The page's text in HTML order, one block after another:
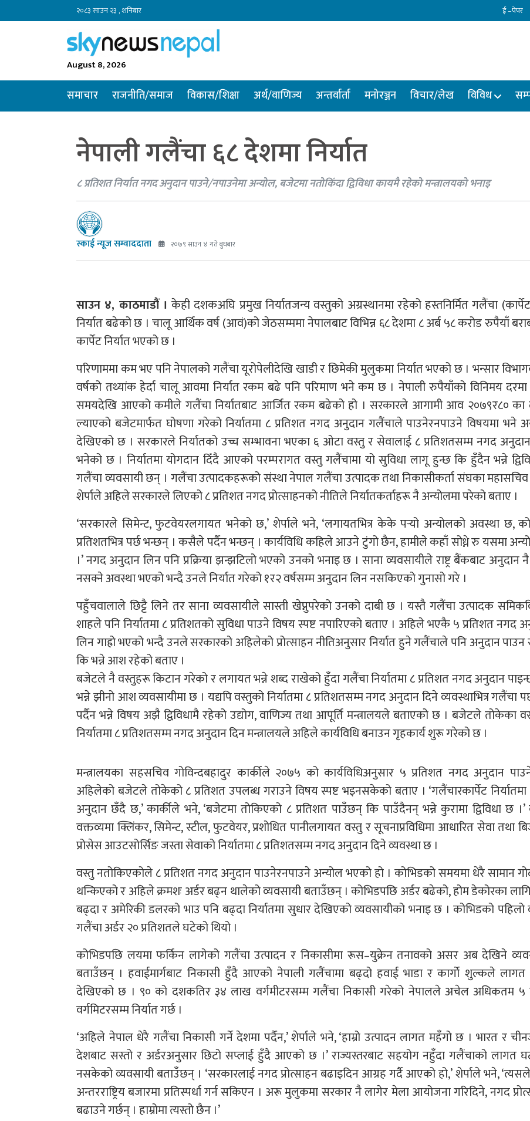
२०८३ साउन २३ , शनिबार ई –पेपर
August 8, 2026
समाचार राजनीति/समाज विकास/शिक्षा अर्थ/वाणिज्य अन्तर्वार्ता मनोरञ्जन विचार/लेख विविध
नेपाली गलैंचा ६८ देशमा निर्यात
८ प्रतिशत निर्यात नगद अनुदान पाउने/नपाउनेमा अन्योल, बजेटमा नतोकिँदा द्विविधा कायमै रहेको मन्त्रालयको भनाइ
स्काई न्यूज सम्वाददाता २०७९ साउन ४ गते बुधबार
साउन ४, काठमाडौं । केही दशकअघि प्रमुख निर्यातजन्य वस्तुको अग्रस्थानमा रहेको हस्तनिर्मित गलैंचा
निर्यात बढेको छ । चालू आर्थिक वर्ष (आवं)को जेठसम्ममा नेपालबाट विभिन्न ६८ देशमा ८ अर्ब ५८ करोड रुपैयाँ
कार्पेट निर्यात भएको छ ।
परिणाममा कम भए पनि नेपालको गलैंचा यूरोपेलीदेखि खाडी र छिमेकी मुलुकमा निर्यात भएको छ । भन्सार
वर्षको तथ्यांक हेर्दा चालू आवमा निर्यात रकम बढे पनि परिमाण भने कम छ । नेपाली रुपैयाँको विनिमय
समयदेखि आएको कमीले गलैंचा निर्यातबाट आर्जित रकम बढेको हो । सरकारले आगामी आव २०७९र८० का
ल्याएको बजेटमार्फत घोषणा गरेको निर्यातमा ८ प्रतिशत नगद अनुदान गलैंचाले पाउनेरनपाउने विषयमा भने
देखिएको छ । सरकारले निर्यातको उच्च सम्भावना भएका ६ ओटा वस्तु र सेवालाई ८ प्रतिशतसम्म नगद
भनेको छ । निर्यातमा योगदान दिँदै आएको परम्परागत वस्तु गलैंचामा यो सुविधा लागू हुन्छ कि हुँदैन भन्ने
गलैंचा व्यवसायी छन् । गलैंचा उत्पादकहरूको संस्था नेपाल गलैंचा उत्पादक तथा निकासीकर्ता संघका महासचिव
शेर्पाले अहिले सरकारले लिएको ८ प्रतिशत नगद प्रोत्साहनको नीतिले निर्यातकर्ताहरू नै अन्योलमा परेको बताए ।
‘सरकारले सिमेन्ट, फुटवेयरलगायत भनेको छ,’ शेर्पाले भने, ‘लगायतभित्र केके पर्‍यो अन्योलको अवस्था छ,
प्रतिशतभित्र पर्छ भन्छन् । कसैले पर्दैन भन्छन् । कार्यविधि कहिले आउने टुंगो छैन, हामीले कहाँ सोध्ने रु यसमा
।’ नगद अनुदान लिन पनि प्रक्रिया झन्झटिलो भएको उनको भनाइ छ । साना व्यवसायीले राष्ट्र बैंकबाट अनुदान
नसक्ने अवस्था भएको भन्दै उनले निर्यात गरेको १र२ वर्षसम्म अनुदान लिन नसकिएको गुनासो गरे ।
पहुँचवालाले छिट्टै लिने तर साना व्यवसायीले सास्ती खेप्नुपरेको उनको दाबी छ । यस्तै गलैंचा उत्पादक
शाहले पनि निर्यातमा ८ प्रतिशतको सुविधा पाउने विषय स्पष्ट नपारिएको बताए । अहिले भएकै ५ प्रतिशत नगद
लिन गाह्रो भएको भन्दै उनले सरकारको अहिलेको प्रोत्साहन नीतिअनुसार निर्यात हुने गलैंचाले पनि अनुदान
कि भन्ने आश रहेको बताए ।
बजेटले नै वस्तुहरू किटान गरेको र लगायत भन्ने शब्द राखेको हुँदा गलैंचा निर्यातमा ८ प्रतिशत नगद अनुदान
भन्ने झीनो आश व्यवसायीमा छ । यद्यपि वस्तुको निर्यातमा ८ प्रतिशतसम्म नगद अनुदान दिने व्यवस्थाभित्र गलैंचा
पर्दैन भन्ने विषय अझै द्विविधामै रहेको उद्योग, वाणिज्य तथा आपूर्ति मन्त्रालयले बताएको छ । बजेटले तोकेका
निर्यातमा ८ प्रतिशतसम्म नगद अनुदान दिन मन्त्रालयले अहिले कार्यविधि बनाउन गृहकार्य शुरू गरेको छ ।
मन्त्रालयका सहसचिव गोविन्दबहादुर कार्कीले २०७५ को कार्यविधिअनुसार ५ प्रतिशत नगद अनुदान
अहिलेको बजेटले तोकेको ८ प्रतिशत उपलब्ध गराउने विषय स्पष्ट भइनसकेको बताए । ‘गलैंचारकार्पेट
अनुदान छँदै छ,’ कार्कीले भने, ‘बजेटमा तोकिएको ८ प्रतिशत पाउँछन् कि पाउँदैनन् भन्ने कुरामा द्विविधा छ
वक्तव्यमा क्लिंकर, सिमेन्ट, स्टील, फुटवेयर, प्रशोधित पानीलगायत वस्तु र सूचनाप्रविधिमा आधारित सेवा तथा
प्रोसेस आउटसोर्सिङ जस्ता सेवाको निर्यातमा ८ प्रतिशतसम्म नगद अनुदान दिने व्यवस्था छ ।
वस्तु नतोकिएकोले ८ प्रतिशत नगद अनुदान पाउनेरनपाउने अन्योल भएको हो । कोभिडको समयमा धेरै सामान
थन्किएको र अहिले क्रमशः अर्डर बढ्न थालेको व्यवसायी बताउँछन् । कोभिडपछि अर्डर बढेको, होम डेकोरका
बढ्दा र अमेरिकी डलरको भाउ पनि बढ्दा निर्यातमा सुधार देखिएको व्यवसायीको भनाइ छ । कोभिडको पहिलो
गलैंचा अर्डर २० प्रतिशतले घटेको थियो ।
कोभिडपछि लयमा फर्किन लागेको गलैंचा उत्पादन र निकासीमा रूस–युक्रेन तनावको असर अब देखिने
बताउँछन् । हवाईमार्गबाट निकासी हुँदै आएको नेपाली गलैंचामा बढ्दो हवाई भाडा र कार्गो शुल्कले
देखिएको छ । ९० को दशकतिर ३४ लाख वर्गमीटरसम्म गलैंचा निकासी गरेको नेपालले अचेल अधिकतम
वर्गमिटरसम्म निर्यात गर्छ ।
‘अहिले नेपाल धेरै गलैंचा निकासी गर्ने देशमा पर्दैन,’ शेर्पाले भने, ‘हाम्रो उत्पादन लागत महँगो छ । भारत र
देशबाट सस्तो र अर्डरअनुसार छिटो सप्लाई हुँदै आएको छ ।’ राज्यस्तरबाट सहयोग नहुँदा गलैंचाको लागत
नसकेको व्यवसायी बताउँछन् । ‘सरकारलाई नगद प्रोत्साहन बढाइदिन आग्रह गर्दै आएको हो,’ शेर्पाले भने, ‘त्यसले
अन्तरराष्ट्रिय बजारमा प्रतिस्पर्धा गर्न सकिएन । अरू मुलुकमा सरकार नै लागेर मेला आयोजना गरिदिने, नगद
बढाउने गर्छन् । हाम्रोमा त्यस्तो छैन ।’